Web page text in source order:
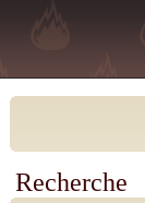
Recherche